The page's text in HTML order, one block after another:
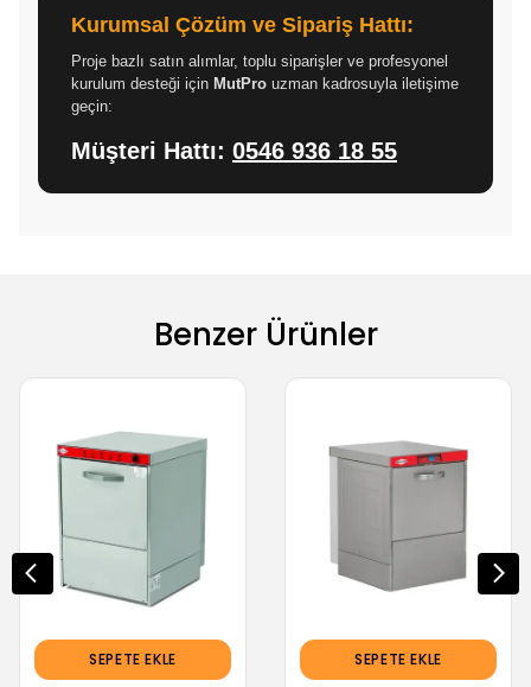
Kurumsal Çözüm ve Sipariş Hattı:
Proje bazlı satın alımlar, toplu siparişler ve profesyonel
kurulum desteği için MutPro uzman kadrosuyla iletişime
geçin:
Müşteri Hattı: 0546 936 18 55
Benzer Ürünler
SEPETE EKLE SEPETE EKLE